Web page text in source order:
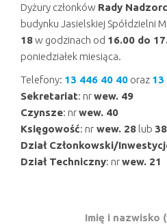
Dyżury członków Rady
budynku Jasielskiej Spółdzielni
18w godzinach od 16.00 do
poniedziałek miesiąca.
Telefony: 13 446 40 40 oraz 13
Sekretariat: nrwew. 49
Czynsze: nrwew. 40
Księgowość: nr wew. 28 lub 38
Dział Członkowski/
Dział Techniczny: nrwew. 21
Imię i nazwisko